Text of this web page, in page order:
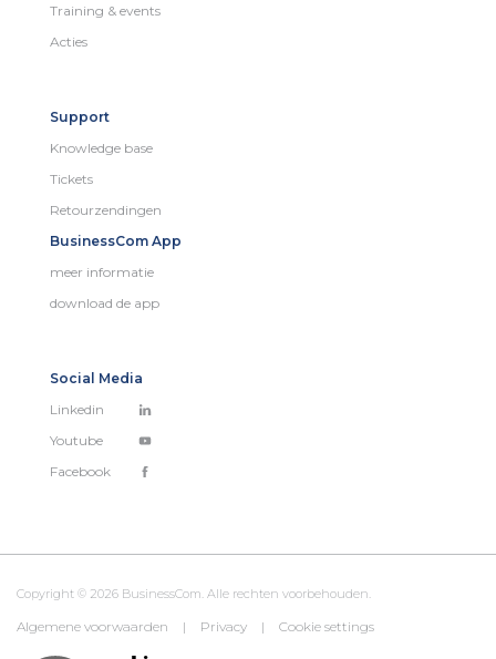
Training & events
Acties
Support
Knowledge base
Tickets
Retourzendingen
BusinessCom App
meer informatie
download de app
Social Media
Linkedin
Youtube
Facebook
Copyright © 2026 BusinessCom. Alle rechten voorbehouden.
Algemene voorwaarden | Privacy | Cookie settings